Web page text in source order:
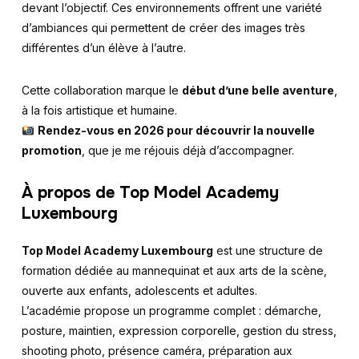
devant l’objectif. Ces environnements offrent une variété
d’ambiances qui permettent de créer des images très
différentes d’un élève à l’autre.
Cette collaboration marque le début d’une belle aventure
à la fois artistique et humaine.
Rendez-vous en 2026 pour découvrir la nouvelle
promotion , que je me réjouis déjà d’accompagner.
À propos de Top Model Academy
Luxembourg
Top Model Academy Luxembourg est une structure de
formation dédiée au mannequinat et aux arts de la scène,
ouverte aux enfants, adolescents et adultes.
L’académie propose un programme complet : démarche,
posture, maintien, expression corporelle, gestion du stress,
shooting photo, présence caméra, préparation aux